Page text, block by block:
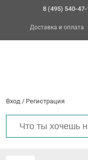
8 (495) 540-47-
Доставка и оплата
Вход / Регистрация